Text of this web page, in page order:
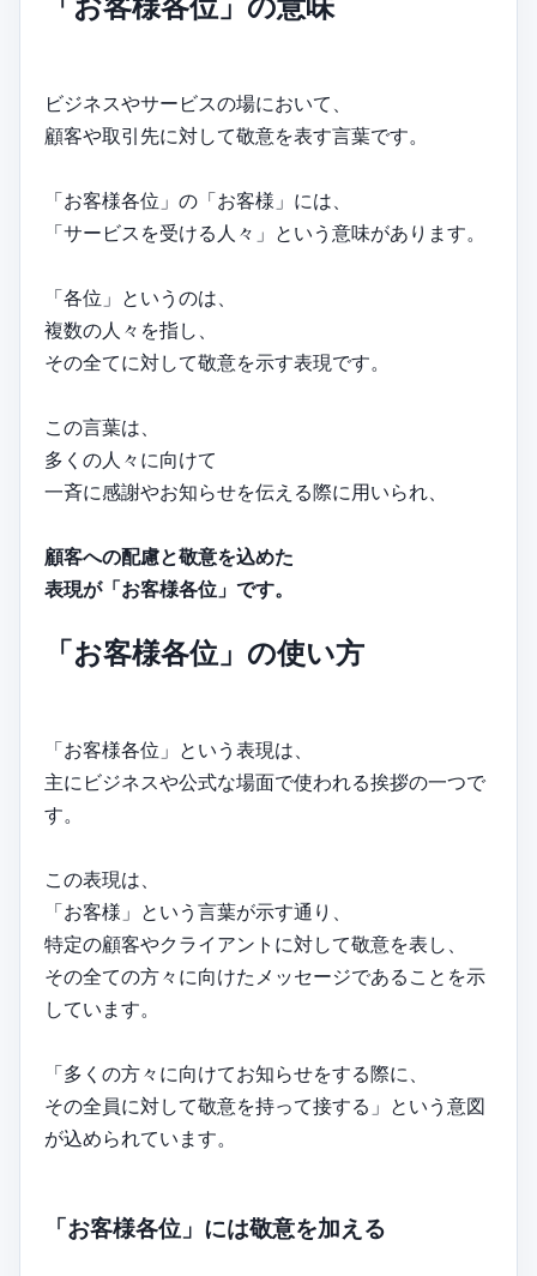
「お客様各位」の意味
ビジネスやサービスの場において、
顧客や取引先に対して敬意を表す言葉です。
「お客様各位」の「お客様」には、
「サービスを受ける人々」という意味があります。
「各位」というのは、
複数の人々を指し、
その全てに対して敬意を示す表現です。
この言葉は、
多くの人々に向けて
一斉に感謝やお知らせを伝える際に用いられ、
顧客への配慮と敬意を込めた
表現が「お客様各位」です。
「お客様各位」の使い方
「お客様各位」という表現は、
主にビジネスや公式な場面で使われる挨拶の一つで
す。
この表現は、
「お客様」という言葉が示す通り、
特定の顧客やクライアントに対して敬意を表し、
その全ての方々に向けたメッセージであることを示
しています。
「多くの方々に向けてお知らせをする際に、
その全員に対して敬意を持って接する」という意図
が込められています。
「お客様各位」には敬意を加える